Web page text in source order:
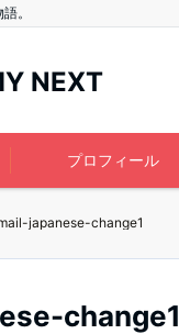
。
NEXT
プロフィール
japanese-change1
change1